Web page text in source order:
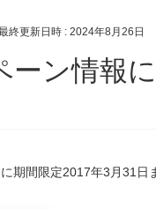
終更新日時 : 2024年8月26日
ーン情報
に期間限定2017年3月31日